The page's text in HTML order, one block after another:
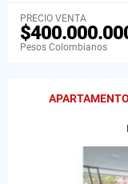
PRECIO VENTA
Pesos Colombianos